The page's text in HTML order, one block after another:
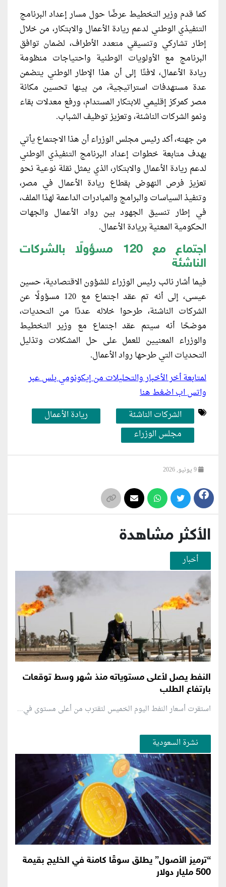
كما قدم وزير التخطيط عرضًا حول مسار إعداد البرنامج
التنفيذي الوطني لدعم ريادة الأعمال والابتكار، من خلال
إطار تشاركي وتنسيقي متعدد الأطراف، لضمان توافق
البرنامج مع الأولويات الوطنية واحتياجات منظومة
ريادة الأعمال، لافتًا إلى أن هذا الإطار الوطني يتضمن
عدة مستهدفات استراتيجية، من بينها تحسين مكانة
مصر كمركز إقليمي للابتكار المستدام، ورفع معدلات بقاء
ونمو الشركات الناشئة، وتعزيز توظيف الشباب.
من جهته، أكد رئيس مجلس الوزراء أن هذا الاجتماع يأتي
بهدف متابعة خطوات إعداد البرنامج التنفيذي الوطني
لدعم ريادة الأعمال والابتكار، الذي يمثل نقلة نوعية نحو
تعزيز فرص النهوض بقطاع ريادة الأعمال في مصر،
وتنفيذ السياسات والبرامج والمبادرات الداعمة لهذا الملف،
في إطار تنسيق الجهود بين رواد الأعمال والجهات
الحكومية المعنية بريادة الأعمال.
اجتماع مع 120 مسؤولًا بالشركات
الناشئة
فيما أشار نائب رئيس الوزراء للشؤون الاقتصادية، حسين
عيسى، إلى أنه تم عقد اجتماع مع 120 مسؤولًا عن
الشركات الناشئة، طرحوا خلاله عددًا من التحديات،
موضحًا أنه سيتم عقد اجتماع مع وزير التخطيط
والوزراء المعنيين للعمل على حل المشكلات وتذليل
التحديات التي طرحها رواد الأعمال.
لمتابعة أخر الأخبار والتحليلات من إيكونومي بلس عبر
واتس اب اضغط هنا
الشركات الناشئة
ريادة الأعمال
مجلس الوزراء
الأكثر مشاهدة
أخبار
النفط يصل لأعلى مستوياته منذ شهر وسط توقعات
بارتفاع الطلب
استقرت أسعار النفط اليوم الخميس لتقترب من أعلى مستوى في...
نشرة السعودية
“ترميز الأصول” يطلق سوقًا كامنة في الخليج بقيمة
500 مليار دولار